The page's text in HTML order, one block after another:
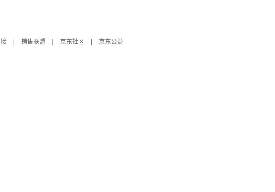
销售联盟 京东社区
京东公益